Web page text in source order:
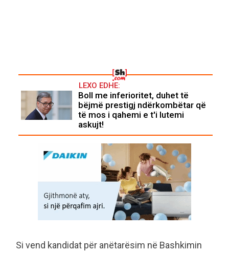
LEXO EDHE:
Boll me inferioritet, duhet të
bëjmë prestigj ndërkombëtar që
të mos i qahemi e t'i lutemi
askujt!
Si vend kandidat për anëtarësim në Bashkimin